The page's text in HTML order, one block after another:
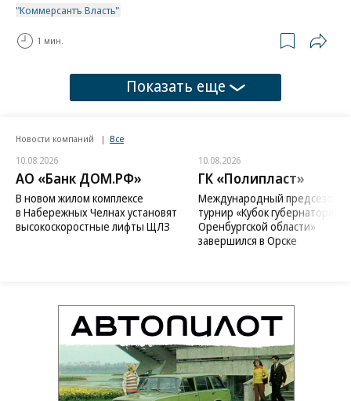
"Коммерсантъ Власть"
1 мин.
Показать еще
Новости компаний Все
10.08.2026
АО «Банк ДОМ.РФ»
В новом жилом комплексе
в Набережных Челнах установят
высокоскоростные лифты ЩЛЗ
10.08.2026
ГК «Полипласт»
Международный
турнир «Кубок губернатора
Оренбургской области»
завершился в Орске